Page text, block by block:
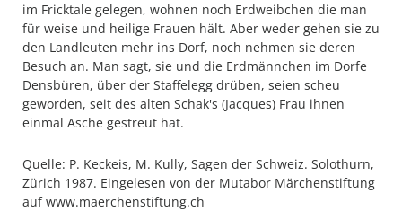
im Fricktale gelegen, wohnen noch Erdweibchen die man
für weise und heilige Frauen hält. Aber weder gehen sie zu
den Landleuten mehr ins Dorf, noch nehmen sie deren
Besuch an. Man sagt, sie und die Erdmännchen im Dorfe
Densbüren, über der Staffelegg drüben, seien scheu
geworden, seit des alten Schak's (Jacques) Frau ihnen
einmal Asche gestreut hat.
Quelle: P. Keckeis, M. Kully, Sagen der Schweiz. Solothurn,
Zürich 1987. Eingelesen von der Mutabor Märchenstiftung
auf www.maerchenstiftung.ch